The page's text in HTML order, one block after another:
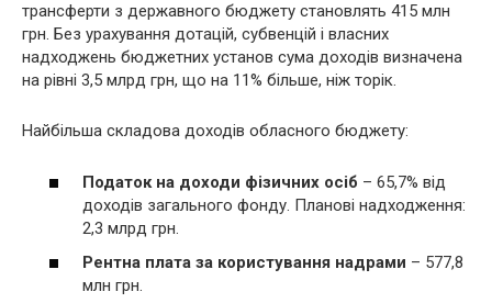
трансферти з державного бюджету становлять 415 млн
грн. Без урахування дотацій, субвенцій і власних
надходжень бюджетних установ сума доходів визначена
на рівні 3,5 млрд грн, що на 11% більше, ніж торік.
Найбільша складова доходів обласного бюджету:
Податок на доходи фізичних осіб – 65,7% від
доходів загального фонду. Планові надходження:
2,3 млрд грн.
Рентна плата за користування надрами – 577,8
млн грн.